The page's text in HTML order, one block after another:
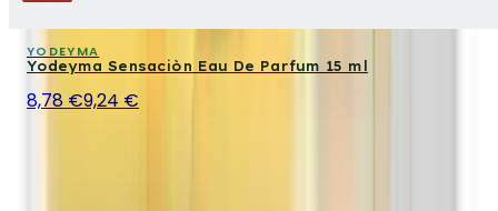
YODEYMA
Yodeyma Sensaciòn Eau De Parfum 15 ml
8,78 €9,24 €